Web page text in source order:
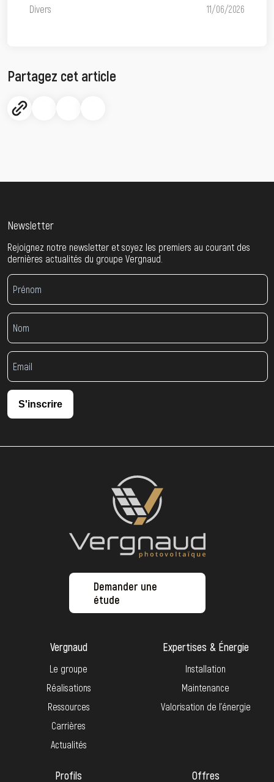
Divers 11/06/2026
Partagez cet article
Newsletter
Rejoignez notre newsletter et soyez les premiers au courant des
dernières actualités du groupe Vergnaud.
S'inscrire
Demander une
étude
Vergnaud
Le groupe
Réalisations
Ressources
Carrières
Actualités
Expertises & Énergie
Installation
Maintenance
Valorisation de l’énergie
Profils Offres